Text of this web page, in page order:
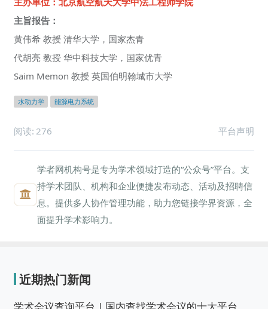
主旨报告：
黄伟希 教授 清华大学，国家杰青
代胡亮 教授 华中科技大学，国家优青
Saim Memon 教授 英国伯明翰城市大学
水动力学 能源电力系统
阅读: 276 平台声明
学者网机构号是专为学术领域打造的“公众号”平台。支
持学术团队、机构和企业便捷发布动态、活动及招聘信
息。提供多人协作管理功能，助力您链接学界资源，全
面提升学术影响力。
近期热门新闻